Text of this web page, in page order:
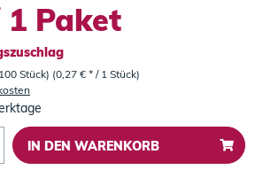
1 Paket
Stück) (0,27 € * / 1 Stück)
IN DEN WARENKORB